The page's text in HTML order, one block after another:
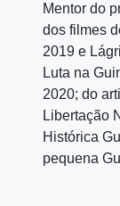
Mentor do
dos filmes
2019 e
Luta na
2020; do
Libertação
Histórica
pequena